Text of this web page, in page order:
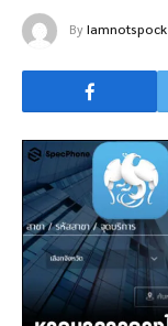
ByIamnotspock